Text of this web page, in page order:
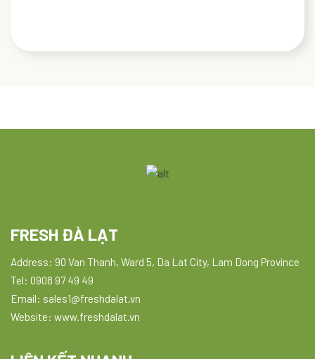
FRESH ĐÀ LẠT
Address: 90 Van Thanh, Ward 5, Da Lat City, Lam Dong Province
Tel: 0908 97 49 49
Email: sales1@freshdalat.vn
Website: www.freshdalat.vn